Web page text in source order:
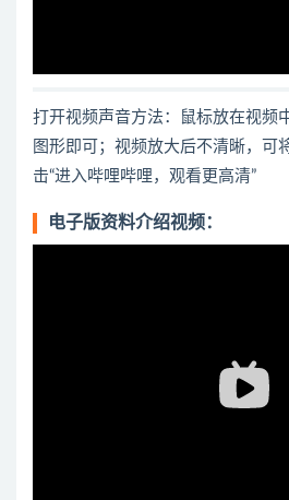
打开视频声音方法：鼠标放在视频
图形即可；视频放大后不清晰，可
击“进入哔哩哔哩，观看更高清”
电子版资料介绍视频：